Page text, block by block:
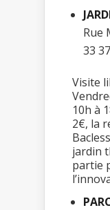
Rue
33
Visite
10h à
2€, la
jardin
partie